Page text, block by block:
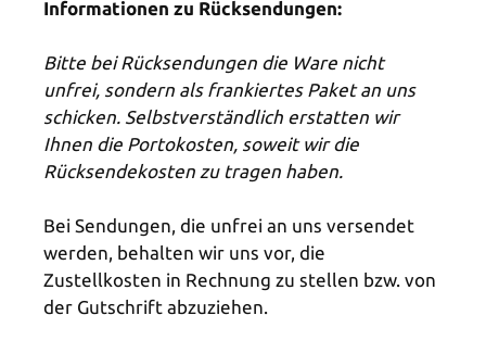
Informationen zu Rücksendungen:
Bitte bei Rücksendungen die Ware nicht
unfrei, sondern als frankiertes Paket an uns
schicken. Selbstverständlich erstatten wir
Ihnen die Portokosten, soweit wir die
Rücksendekosten zu tragen haben.
Bei Sendungen, die unfrei an uns versendet
werden, behalten wir uns vor, die
Zustellkosten in Rechnung zu stellen bzw. von
der Gutschrift abzuziehen.